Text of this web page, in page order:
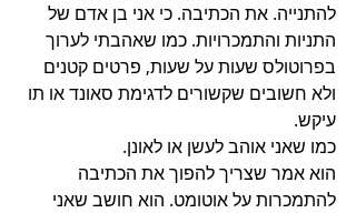
להתנייה. את הכתיבה. כי אני בן אדם של
התניות והתמכרויות. כמו שאהבתי לערוך
בפרוטולס שעות על שעות, פרטים קטנים
ולא חשובים שקשורים לדגימת סאונד או תו
עיקש.
כמו שאני אוהב לעשן או לאונן.
הוא אמר שצריך להפוך את הכתיבה
להתמכרות על אוטומט. הוא חושב שאני